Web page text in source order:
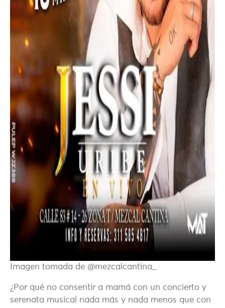
Imagen tomada de @mezcalcantina_
¿Por qué no consentir a mamá con un concierto y
serenata musical nada más y nada menos que con